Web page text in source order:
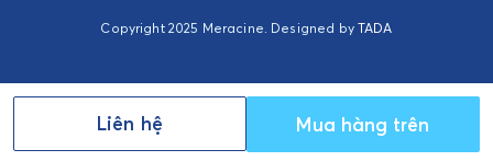
Copyright 2025 Meracine. Designed by TADA
Liên hệ Mua hàng trên